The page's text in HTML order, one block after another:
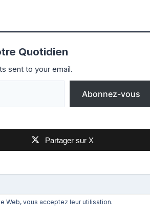
Quotidien
sent to your email.
Abonnez-vous
Partager sur X
Web, vous acceptez leur utilisation.